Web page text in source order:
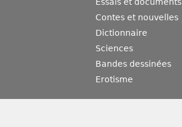
Essais et documents
Contes et nouvelles
Dictionnaire
Sciences
Bandes dessinées
Erotisme